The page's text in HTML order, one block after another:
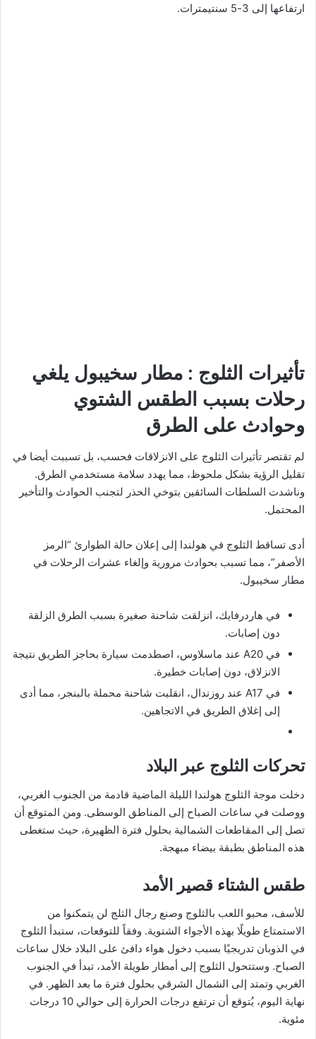
ارتفاعها إلى 3-5 سنتيمترات.
تأثيرات الثلوج : مطار سخيبول يلغي
رحلات بسبب الطقس الشتوي
وحوادث على الطرق
لم تقتصر تأثيرات الثلوج على الانزلاقات فحسب، بل تسببت أيضا في
تقليل الرؤية بشكل ملحوظ، مما يهدد سلامة مستخدمي الطرق.
وناشدت السلطات السائقين بتوخي الحذر لتجنب الحوادث والتأخير
المحتمل.
أدى تساقط الثلوج في هولندا إلى إعلان حالة الطوارئ “الرمز
الأصفر”، مما تسبب بحوادث مرورية وإلغاء عشرات الرحلات في
مطار سخيبول.
في هاردرفايك، انزلقت شاحنة صغيرة بسبب الطرق الزلقة
دون إصابات.
في A20 عند ماسلاوس، اصطدمت سيارة بحاجز الطريق نتيجة
الانزلاق، دون إصابات خطيرة.
في A17 عند روزندال، انقلبت شاحنة محملة بالبنجر، مما أدى
إلى إغلاق الطريق في الاتجاهين.
تحركات الثلوج عبر البلاد
دخلت موجة الثلوج هولندا الليلة الماضية قادمة من الجنوب الغربي،
ووصلت في ساعات الصباح إلى المناطق الوسطى. ومن المتوقع أن
تصل إلى المقاطعات الشمالية بحلول فترة الظهيرة، حيث ستغطى
هذه المناطق بطبقة بيضاء مبهجة.
طقس الشتاء قصير الأمد
للأسف، محبو اللعب بالثلوج وصنع رجال الثلج لن يتمكنوا من
الاستمتاع طويلًا بهذه الأجواء الشتوية. وفقاً للتوقعات، ستبدأ الثلوج
في الذوبان تدريجيًا بسبب دخول هواء دافئ على البلاد خلال ساعات
الصباح. وستتحول الثلوج إلى أمطار طويلة الأمد، تبدأ في الجنوب
الغربي وتمتد إلى الشمال الشرقي بحلول فترة ما بعد الظهر. في
نهاية اليوم، يُتوقع أن ترتفع درجات الحرارة إلى حوالي 10 درجات
مئوية.